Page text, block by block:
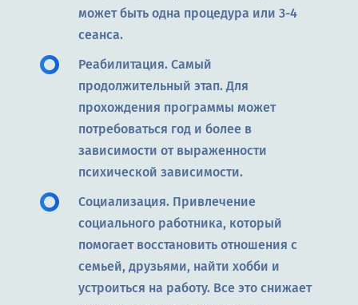
может быть одна процедура или 3-4
сеанса.
Реабилитация. Самый
продолжительный этап. Для
прохождения программы может
потребоваться год и более в
зависимости от выраженности
психической зависимости.
Социализация. Привлечение
социального работника, который
помогает восстановить отношения с
семьей, друзьями, найти хобби и
устроиться на работу. Все это снижает